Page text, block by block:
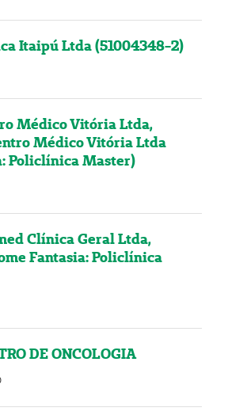
Itaipú Ltda (51004348-2)
Médico Vitória Ltda,
Médico Vitória Ltda
Policlínica Master)
Clínica Geral Ltda,
Fantasia: Policlínica
DE ONCOLOGIA